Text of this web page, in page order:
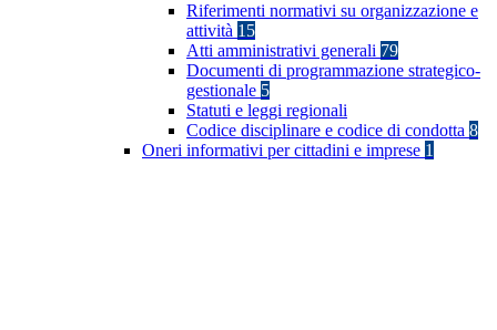
Riferimenti normativi su organizzazione e
attività 15
Atti amministrativi generali 79
Documenti di programmazione strategico-
gestionale 5
Statuti e leggi regionali
Codice disciplinare e codice di condotta 8
Oneri informativi per cittadini e imprese 1